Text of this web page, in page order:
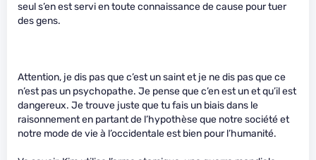
seul s’en est servi en toute connaissance de cause pour tuer
des gens.
Attention, je dis pas que c’est un saint et je ne dis pas que ce
n’est pas un psychopathe. Je pense que c’en est un et qu’il est
dangereux. Je trouve juste que tu fais un biais dans le
raisonnement en partant de l’hypothèse que notre société et
notre mode de vie à l’occidentale est bien pour l’humanité.